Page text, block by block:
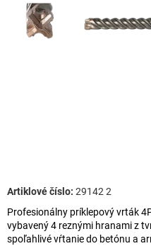
Profesionálny príklepový vrták
vybavený 4 reznými hranami z
spoľahlivé vŕtanie do betónu a
29142 2